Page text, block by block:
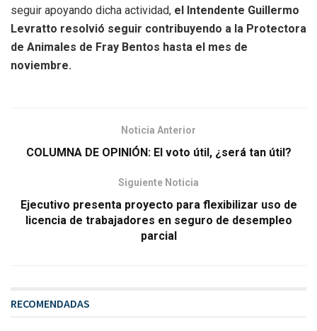
seguir apoyando dicha actividad, el Intendente Guillermo
Levratto resolvió seguir contribuyendo a la Protectora
de Animales de Fray Bentos hasta el mes de
noviembre.
Noticia Anterior
COLUMNA DE OPINIÓN: El voto útil, ¿será tan útil?
Siguiente Noticia
Ejecutivo presenta proyecto para flexibilizar uso de
licencia de trabajadores en seguro de desempleo
parcial
RECOMENDADAS